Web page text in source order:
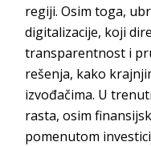
regiji. Osim toga,
digitalizacije, koji
transparentnost i
rešenja, kako
izvođačima. U
rasta, osim
pomenutom